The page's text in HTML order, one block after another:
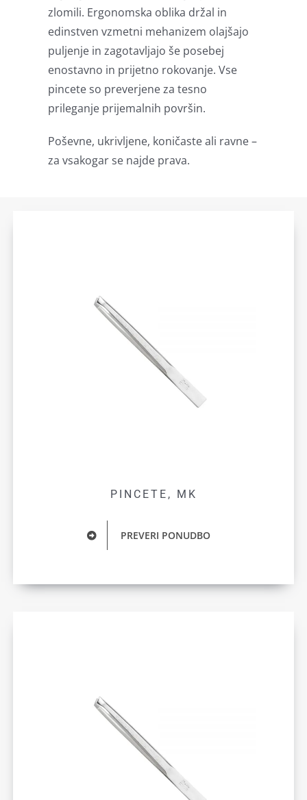
zlomili. Ergonomska oblika držal in
edinstven vzmetni mehanizem olajšajo
puljenje in zagotavljajo še posebej
enostavno in prijetno rokovanje. Vse
pincete so preverjene za tesno
prileganje prijemalnih površin.
Poševne, ukrivljene, koničaste ali ravne –
za vsakogar se najde prava.
PINCETE, MK
PREVERI PONUDBO